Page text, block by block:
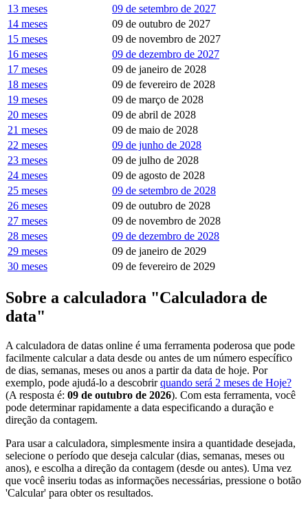
13 meses
09 de setembro de 2027
14 meses
09 de outubro de 2027
15 meses
09 de novembro de 2027
16 meses
09 de dezembro de 2027
17 meses
09 de janeiro de 2028
18 meses
09 de fevereiro de 2028
19 meses
09 de março de 2028
20 meses
09 de abril de 2028
21 meses
09 de maio de 2028
22 meses
09 de junho de 2028
23 meses
09 de julho de 2028
24 meses
09 de agosto de 2028
25 meses
09 de setembro de 2028
26 meses
09 de outubro de 2028
27 meses
09 de novembro de 2028
28 meses
09 de dezembro de 2028
29 meses
09 de janeiro de 2029
30 meses
09 de fevereiro de 2029
Sobre a calculadora "Calculadora de
data"
A calculadora de datas online é uma ferramenta poderosa que pode
facilmente calcular a data desde ou antes de um número específico
de dias, semanas, meses ou anos a partir da data de hoje. Por
exemplo, pode ajudá-lo a descobrirquando será 2 meses de Hoje?
(A resposta é: 09 de outubro de 2026). Com esta ferramenta, você
pode determinar rapidamente a data especificando a duração e
direção da contagem.
Para usar a calculadora, simplesmente insira a quantidade desejada,
selecione o período que deseja calcular (dias, semanas, meses ou
anos), e escolha a direção da contagem (desde ou antes). Uma vez
que você inseriu todas as informações necessárias, pressione o botão
'Calcular' para obter os resultados.